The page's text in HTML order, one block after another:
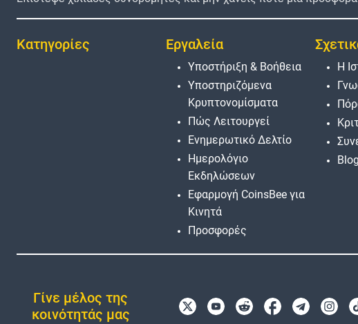
Κατηγορίες Εργαλεία
Υποστήριξη & Βοήθεια
Υποστηριζόμενα
Κρυπτονομίσματα
Πώς Λειτουργεί
Ενημερωτικό Δελτίο
Ημερολόγιο
Εκδηλώσεων
Εφαρμογή CoinsBee για
Κινητά
Προσφορές
Η
Blog
Γίνε μέλος της
κοινότητάς μας